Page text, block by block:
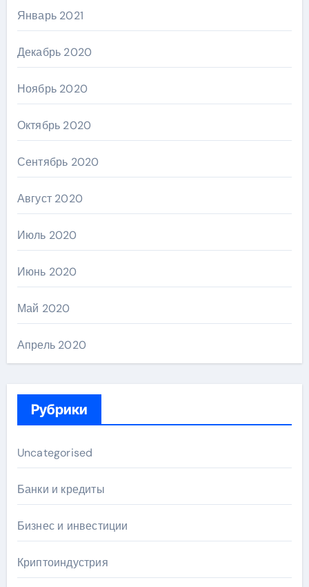
Январь 2021
Декабрь 2020
Ноябрь 2020
Октябрь 2020
Сентябрь 2020
Август 2020
Июль 2020
Июнь 2020
Май 2020
Апрель 2020
Рубрики
Uncategorised
Банки и кредиты
Бизнес и инвестиции
Криптоиндустрия